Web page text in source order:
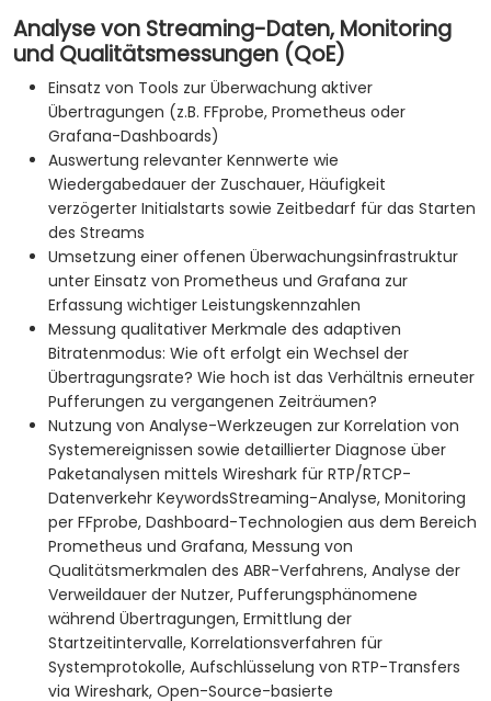
Analyse von Streaming-Daten, Monitoring
und Qualitätsmessungen (QoE)
Einsatz von Tools zur Überwachung aktiver
Übertragungen (z.B. FFprobe, Prometheus oder
Grafana-Dashboards)
Auswertung relevanter Kennwerte wie
Wiedergabedauer der Zuschauer, Häufigkeit
verzögerter Initialstarts sowie Zeitbedarf für das Starten
des Streams
Umsetzung einer offenen Überwachungsinfrastruktur
unter Einsatz von Prometheus und Grafana zur
Erfassung wichtiger Leistungskennzahlen
Messung qualitativer Merkmale des adaptiven
Bitratenmodus: Wie oft erfolgt ein Wechsel der
Übertragungsrate? Wie hoch ist das Verhältnis erneuter
Pufferungen zu vergangenen Zeiträumen?
Nutzung von Analyse-Werkzeugen zur Korrelation von
Systemereignissen sowie detaillierter Diagnose über
Paketanalysen mittels Wireshark für RTP/RTCP-
Datenverkehr KeywordsStreaming-Analyse, Monitoring
per FFprobe, Dashboard-Technologien aus dem Bereich
Prometheus und Grafana, Messung von
Qualitätsmerkmalen des ABR-Verfahrens, Analyse der
Verweildauer der Nutzer, Pufferungsphänomene
während Übertragungen, Ermittlung der
Startzeitintervalle, Korrelationsverfahren für
Systemprotokolle, Aufschlüsselung von RTP-Transfers
via Wireshark, Open-Source-basierte